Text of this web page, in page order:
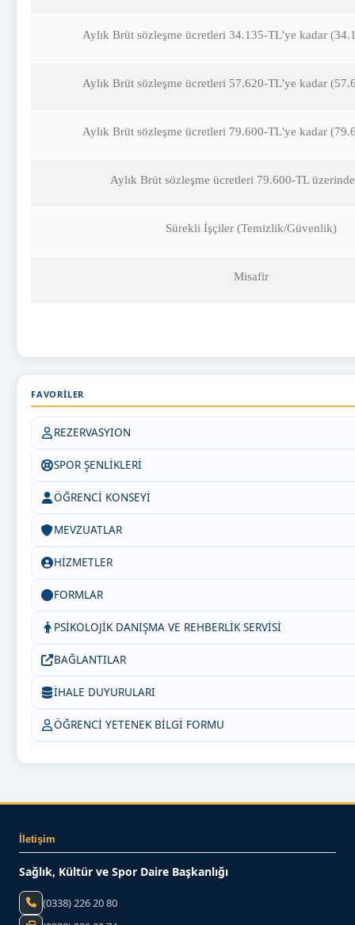
Aylık Brüt sözleşme ücretleri 34.135-TL'ye kadar
Aylık Brüt sözleşme ücretleri 57.620-TL'ye kadar
Aylık Brüt sözleşme ücretleri 79.600-TL'ye kadar
Aylık Brüt sözleşme ücretleri 79.600-TL
Sürekli İşçiler (Temizlik/Güvenlik)
Misafir
FAVORILER
REZERVASYION
SPOR ŞENLİKLERİ
ÖĞRENCİ KONSEYİ
MEVZUATLAR
HİZMETLER
FORMLAR
PSİKOLOJİK DANIŞMA VE REHBERLİK SERVİSİ
BAĞLANTILAR
İHALE DUYURULARI
ÖĞRENCİ YETENEK BİLGİ FORMU
İletişim
Sağlık, Kültür ve Spor Daire Başkanlığı
(0338) 226 20 80